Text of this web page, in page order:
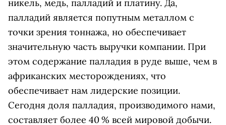
никель, медь, палладий и платину. Да,
палладий является попутным металлом с
точки зрения тоннажа, но обеспечивает
значительную часть выручки компании. При
этом содержание палладия в руде выше, чем в
африканских месторождениях, что
обеспечивает нам лидерские позиции.
Сегодня доля палладия, производимого нами,
составляет более 40 % всей мировой добычи.